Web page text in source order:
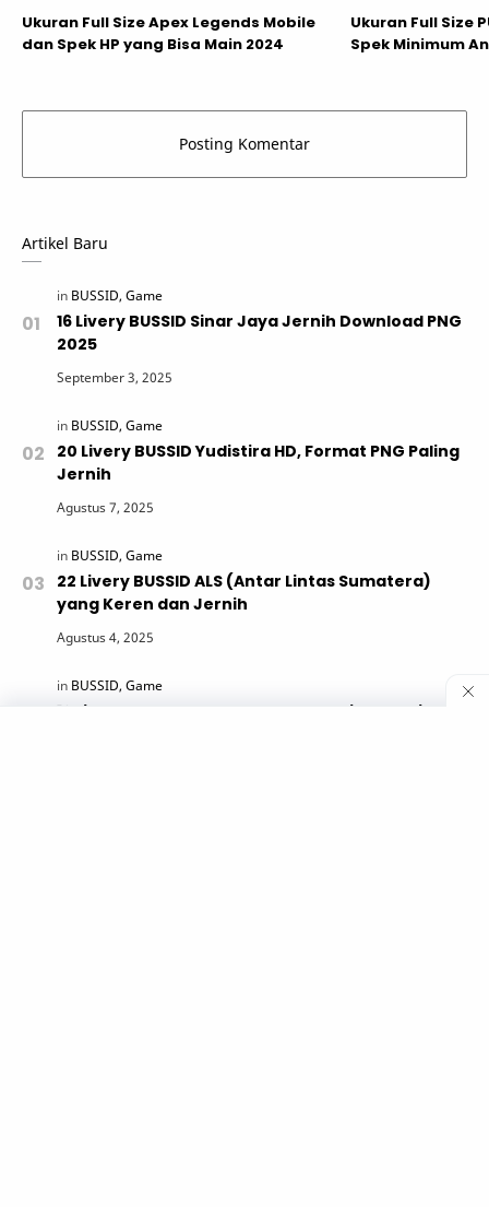
Ukuran Full Size Apex Legends Mobile
dan Spek HP yang Bisa Main 2024
Ukuran Full Size
Spek Minimum
Artikel Baru
16 Livery BUSSID Sinar Jaya Jernih Download PNG
2025
20 Livery BUSSID Yudistira HD, Format PNG Paling
Jernih
22 Livery BUSSID ALS (Antar Lintas Sumatera)
yang Keren dan Jernih
12 Livery BUSSID Sugeng Rahayu Paling Jernih